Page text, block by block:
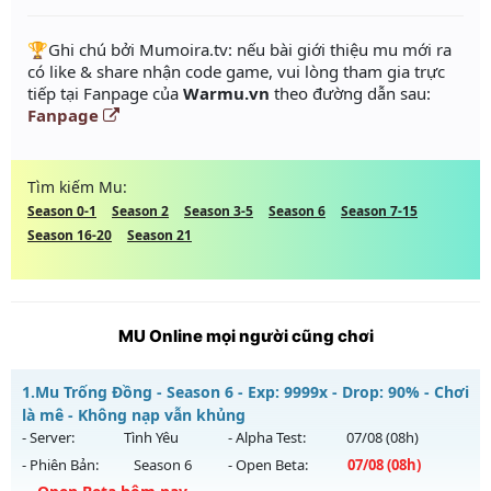
️🏆Ghi chú bởi Mumoira.tv: nếu bài giới thiệu mu mới ra
có like & share nhận code game, vui lòng tham gia trực
tiếp tại Fanpage của Warmu.vn theo đường dẫn sau:
Fanpage
Tìm kiếm Mu:
Season 0-1 Season 2 Season 3-5 Season 6
Season 7-15
Season 16-20
Season 21
MU Online mọi người cũng chơi
1.Mu Trống Đồng - Season 6 - Exp: 9999x - Drop: 90% - Chơi
là mê - Không nạp vẫn khủng
- Server: Tình Yêu - Alpha Test: 07/08(08h)
- Phiên Bản:
Season 6 - Open Beta: 07/08(08h)